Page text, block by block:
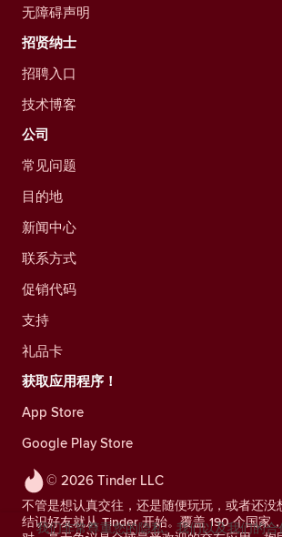
© 2026 Tinder LLC
不管是想认真交往，还是随便玩玩，或者还没
结识好友就从 Tinder 开始。覆盖 190 个国家
无障碍声明
招贤纳士
招聘入口
技术博客
公司
常见问题
目的地
新闻中心
联系方式
促销代码
支持
礼品卡
获取应用程序！
App Store
Google Play Store
我们非常尊重您的隐私。我们以及我们的